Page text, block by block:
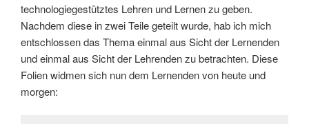
technologiegestütztes Lehren und Lernen zu geben.
Nachdem diese in zwei Teile geteilt wurde, hab ich mich
entschlossen das Thema einmal aus Sicht der Lernenden
und einmal aus Sicht der Lehrenden zu betrachten. Diese
Folien widmen sich nun dem Lernenden von heute und
morgen: